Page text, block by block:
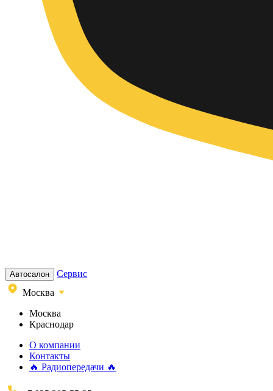
Автосалон
Сервис
Москва
Москва
Краснодар
О компании
Контакты
🔥 Радиопередачи 🔥